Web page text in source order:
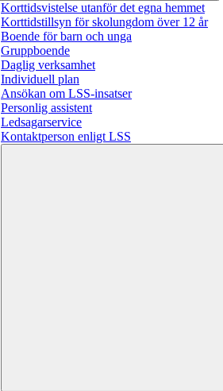
Korttidsvistelse utanför det egna hemmet
Korttidstillsyn för skolungdom över 12 år
Boende för barn och unga
Gruppboende
Daglig verksamhet
Individuell plan
Ansökan om LSS-insatser
Personlig assistent
Ledsagarservice
Kontaktperson enligt LSS